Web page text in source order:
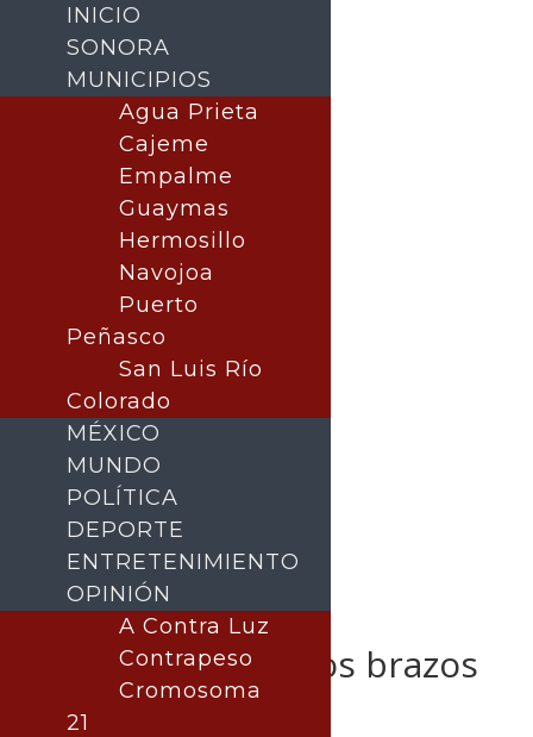
México recibe a
migrantes con los brazos
abiertos
INICIO
SONORA
MUNICIPIOS
Agua Prieta
Cajeme
Empalme
Guaymas
Hermosillo
Navojoa
Puerto
Peñasco
San Luis Río
Colorado
MÉXICO
MUNDO
POLÍTICA
DEPORTE
ENTRETENIMIENTO
OPINIÓN
A Contra Luz
Contrapeso
Cromosoma
21